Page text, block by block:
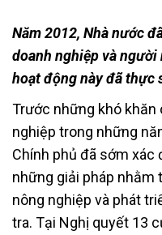
Năm 2012, Nhà nước
doanh nghiệp và
hoạt động này đã thực
Trước những khó khăn
nghiệp trong những
Chính phủ đã sớm xác
những giải pháp nhằm
nông nghiệp và phát
tra. Tại Nghị quyết 13